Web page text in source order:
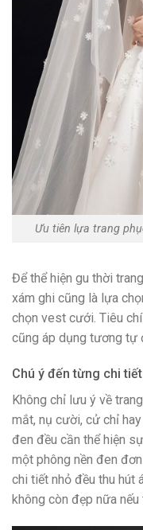
Ưu tiên lựa trang
Để thể hiện gu thời
xám ghi cũng là lựa
chọn vest cưới. Tiêu
cũng áp dụng tương tự
Chú ý đến từng chi
Không chỉ lưu ý về
mắt, nụ cười, cử chỉ
đen đều cần thể hiện
một phông nền đen
chi tiết nhỏ đều thu hút
không còn đẹp nữa